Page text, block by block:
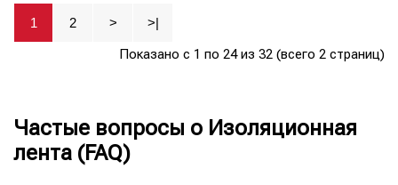
1 2 > >|
Показано с 1 по 24 из 32 (всего 2 страниц)
Частые вопросы о Изоляционная
лента (FAQ)